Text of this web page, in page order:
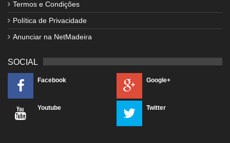
Termos e Condições
Política de Privacidade
Anunciar na NetMadeira
SOCIAL
Facebook Google+
Youtube Twitter